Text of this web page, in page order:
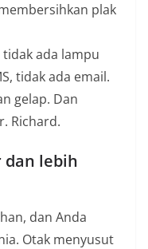
plak
ada lampu
tidak ada email.
gelap. Dan
Richard.
dan lebih
dan Anda
Otak menyusut